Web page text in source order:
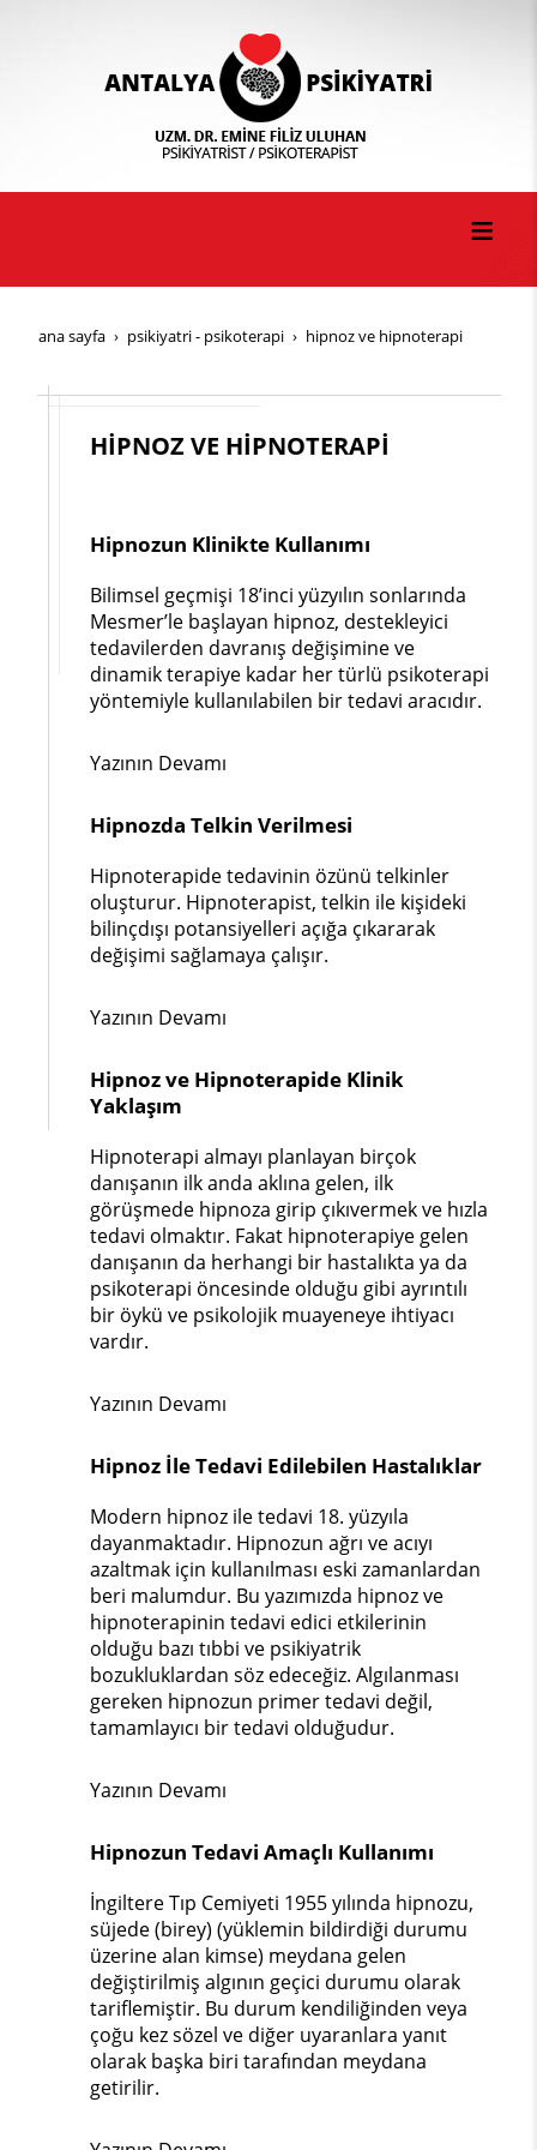
ana sayfa psi̇ki̇yatri̇ - psi̇koterapi̇ hi̇pnoz ve hi̇pnoterapi̇
HİPNOZ VE HİPNOTERAPİ
Hipnozun Klinikte Kullanımı
Bilimsel geçmişi 18’inci yüzyılın sonlarında
Mesmer’le başlayan hipnoz, destekleyici
tedavilerden davranış değişimine ve
dinamik terapiye kadar her türlü psikoterapi
yöntemiyle kullanılabilen bir tedavi aracıdır.
Yazının Devamı
Hipnozda Telkin Verilmesi
Hipnoterapide tedavinin özünü telkinler
oluşturur. Hipnoterapist, telkin ile kişideki
bilinçdışı potansiyelleri açığa çıkararak
değişimi sağlamaya çalışır.
Yazının Devamı
Hipnoz ve Hipnoterapide Klinik
Yaklaşım
Hipnoterapi almayı planlayan birçok
danışanın ilk anda aklına gelen, ilk
görüşmede hipnoza girip çıkıvermek ve hızla
tedavi olmaktır. Fakat hipnoterapiye gelen
danışanın da herhangi bir hastalıkta ya da
psikoterapi öncesinde olduğu gibi ayrıntılı
bir öykü ve psikolojik muayeneye ihtiyacı
vardır.
Yazının Devamı
Hipnoz İle Tedavi Edilebilen Hastalıklar
Modern hipnoz ile tedavi 18. yüzyıla
dayanmaktadır. Hipnozun ağrı ve acıyı
azaltmak için kullanılması eski zamanlardan
beri malumdur. Bu yazımızda hipnoz ve
hipnoterapinin tedavi edici etkilerinin
olduğu bazı tıbbi ve psikiyatrik
bozukluklardan söz edeceğiz. Algılanması
gereken hipnozun primer tedavi değil,
tamamlayıcı bir tedavi olduğudur.
Yazının Devamı
Hipnozun Tedavi Amaçlı Kullanımı
İngiltere Tıp Cemiyeti 1955 yılında hipnozu,
süjede (birey) (yüklemin bildirdiği durumu
üzerine alan kimse) meydana gelen
değiştirilmiş algının geçici durumu olarak
tariflemiştir. Bu durum kendiliğinden veya
çoğu kez sözel ve diğer uyaranlara yanıt
olarak başka biri tarafından meydana
getirilir.